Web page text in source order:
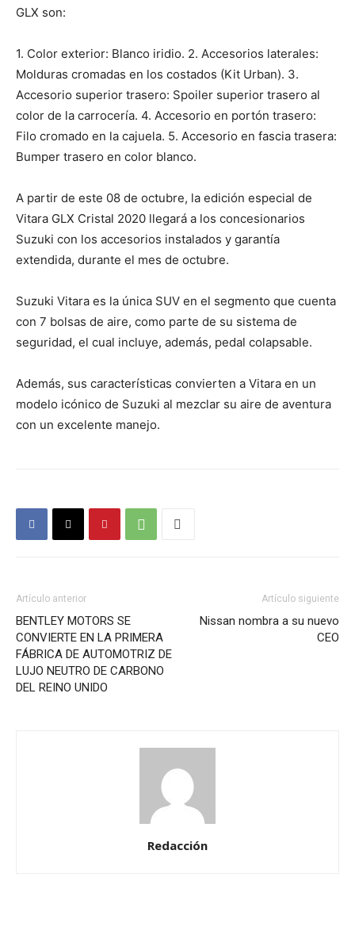
GLX son:
1. Color exterior: Blanco iridio. 2. Accesorios laterales:
Molduras cromadas en los costados (Kit Urban). 3.
Accesorio superior trasero: Spoiler superior trasero al
color de la carrocería. 4. Accesorio en portón trasero:
Filo cromado en la cajuela. 5. Accesorio en fascia trasera:
Bumper trasero en color blanco.
A partir de este 08 de octubre, la edición especial de
Vitara GLX Cristal 2020 llegará a los concesionarios
Suzuki con los accesorios instalados y garantía
extendida, durante el mes de octubre.
Suzuki Vitara es la única SUV en el segmento que cuenta
con 7 bolsas de aire, como parte de su sistema de
seguridad, el cual incluye, además, pedal colapsable.
Además, sus características convierten a Vitara en un
modelo icónico de Suzuki al mezclar su aire de aventura
con un excelente manejo.
Artículo anterior
BENTLEY MOTORS SE
CONVIERTE EN LA PRIMERA
FÁBRICA DE AUTOMOTRIZ DE
LUJO NEUTRO DE CARBONO
DEL REINO UNIDO
Artículo siguiente
Nissan nombra a su nuevo
CEO
Redacción